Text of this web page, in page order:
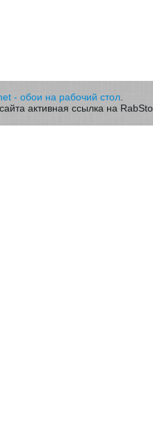
- обои на рабочий стол
активная ссылка на